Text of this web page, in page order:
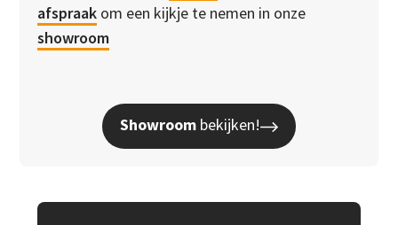
afspraak om een kijkje te nemen in onze
showroom
Showroom bekijken!